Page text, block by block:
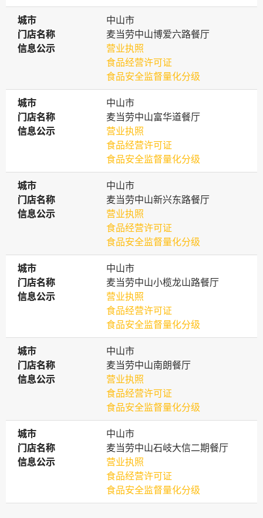
城市
城市
中山市
门店名称
门店名称
麦当劳中山博爱六路餐厅
信息公示
信息公示
营业执照
食品经营许可证
食品安全监督量化分级
城市
城市
中山市
门店名称
门店名称
麦当劳中山富华道餐厅
信息公示
信息公示
营业执照
食品经营许可证
食品安全监督量化分级
城市
城市
中山市
门店名称
门店名称
麦当劳中山新兴东路餐厅
信息公示
信息公示
营业执照
食品经营许可证
食品安全监督量化分级
城市
城市
中山市
门店名称
门店名称
麦当劳中山小榄龙山路餐厅
信息公示
信息公示
营业执照
食品经营许可证
食品安全监督量化分级
城市
城市
中山市
门店名称
门店名称
麦当劳中山南朗餐厅
信息公示
信息公示
营业执照
食品经营许可证
食品安全监督量化分级
城市
城市
中山市
门店名称
门店名称
麦当劳中山石岐大信二期餐厅
信息公示
信息公示
营业执照
食品经营许可证
食品安全监督量化分级